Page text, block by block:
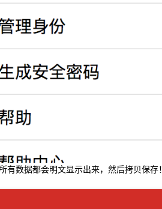
数据都会明文显示出来，然后拷贝保存！